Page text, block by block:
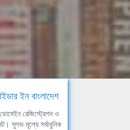
ইন বাংলাদেশ
ডোমেইন রেজিস্ট্রেশন ও
সুলভ মূল্যে সর্বাধুনিক